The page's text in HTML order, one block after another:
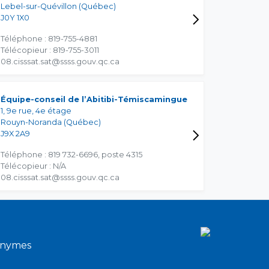
Lebel-sur-Quévillon (Québec)
J0Y 1X0
Téléphone : 819-755-4881
Télécopieur : 819-755-3011
08.cisssat.sat@ssss.gouv.qc.ca
Équipe-conseil de l’Abitibi-Témiscamingue
1, 9e rue, 4e étage
Rouyn-Noranda (Québec)
J9X 2A9
Téléphone : 819 732-6696, poste 4315
Télécopieur : N/A
08.cisssat.sat@ssss.gouv.qc.ca